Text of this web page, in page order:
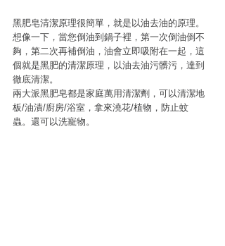
黑肥皂清潔原理很簡單，就是以油去油的原理。
想像一下，當您倒油到鍋子裡，第一次倒油倒不
夠，第二次再補倒油，油會立即吸附在一起，這
個就是黑肥的清潔原理，以油去油污髒污，達到
徹底清潔。
兩大派黑肥皂都是家庭萬用清潔劑，可以清潔地
板/油漬/廚房/浴室，拿來澆花/植物，防止蚊
蟲。還可以洗寵物。